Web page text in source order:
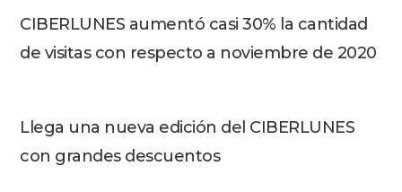
CIBERLUNES aumentó casi 30% la cantidad
de visitas con respecto a noviembre de 2020
Llega una nueva edición del CIBERLUNES
con grandes descuentos